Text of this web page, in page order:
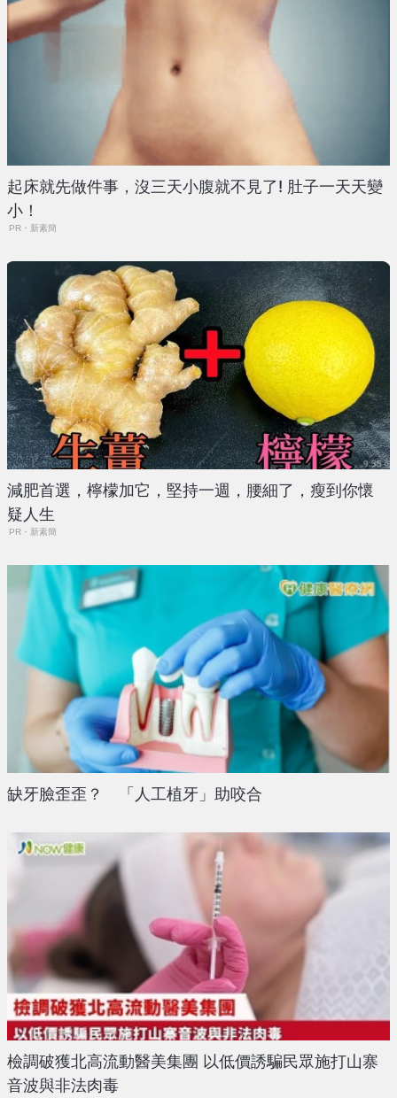
起床就先做件事，沒三天小腹就不見了! 肚子一天天變
小！
PR・新素簡
減肥首選，檸檬加它，堅持一週，腰細了，瘦到你懷
疑人生
PR・新素簡
缺牙臉歪歪？ 「人工植牙」助咬合
檢調破獲北高流動醫美集團 以低價誘騙民眾施打山寨
音波與非法肉毒